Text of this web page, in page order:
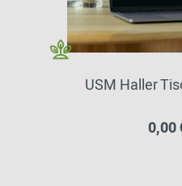
USM Haller
0,00